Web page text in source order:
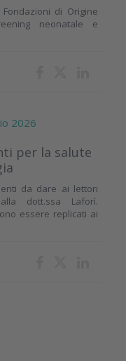
di Origine
neonatale e
2026
per la salute
da dare ai lettori
dott.ssa Laforì.
essere replicati ai